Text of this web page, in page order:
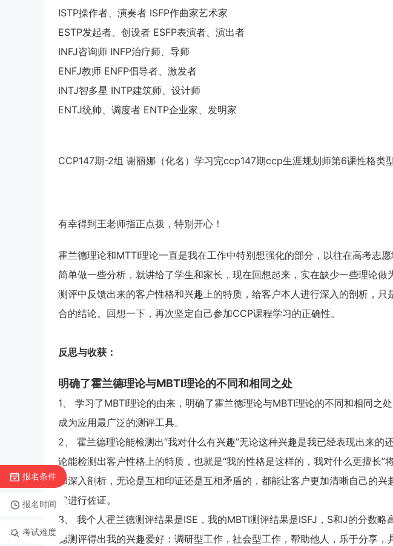
ISTP操作者、演奏者 ISFP作曲家艺术家
ESTP发起者、创设者 ESFP表演者、演出者
INFJ咨询师 INFP治疗师、导师
ENFJ教师 ENFP倡导者、激发者
INTJ智多星 INTP建筑师、设计师
ENTJ统帅、调度者 ENTP企业家、发明家
CCP147期-2组 谢丽娜（化名）学习完ccp147期ccp生涯规划师第6课性格类
有幸得到王老师指正点拨，特别开心！
霍兰德理论和MTTI理论一直是我在工作中特别想强化的部分，以往在高考志
简单做一些分析，就讲给了学生和家长，现在回想起来，实在缺少一些理论
测评中反馈出来的客户性格和兴趣上的特质，给客户本人进行深入的剖析，
合的结论。回想一下，再次坚定自己参加CCP课程学习的正确性。
反思与收获：
明确了霍兰德理论与MBTI理论的不同和相同之处
1、 学习了MBTI理论的由来，明确了霍兰德理论与MBTI理论的不同和相同之
成为应用最广泛的测评工具。
2、 霍兰德理论能检测出“我对什么有兴趣”无论这种兴趣是我已经表现出来的
论能检测出客户性格上的特质，也就是“我的性格是这样的，我对什么更擅长”
和深入剖析，无论是互相印证还是互相矛盾的，都能让客户更加清晰自己的
定进行佐证。
3、 我个人霍兰德测评结果是ISE，我的MBTI测评结果是ISFJ，S和J的分数
德测评得出我的兴趣爱好：调研型工作，社会型工作，帮助他人，乐于分享
报名条件
报名时间
考试难度